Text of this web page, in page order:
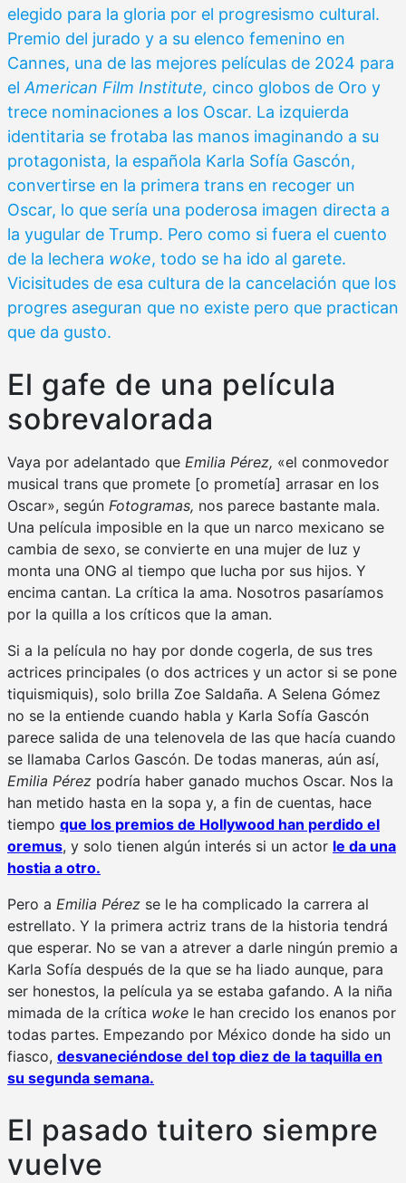
elegido para la gloria por el progresismo cultural.
Premio del jurado y a su elenco femenino en
Cannes, una de las mejores películas de 2024 para
el American Film Institute, cinco globos de Oro y
trece nominaciones a los Oscar. La izquierda
identitaria se frotaba las manos imaginando a su
protagonista, la española Karla Sofía Gascón,
convertirse en la primera trans en recoger un
Oscar, lo que sería una poderosa imagen directa a
la yugular de Trump. Pero como si fuera el cuento
de la lechera woke, todo se ha ido al garete.
Vicisitudes de esa cultura de la cancelación que los
progres aseguran que no existe pero que practican
que da gusto.
El gafe de una película
sobrevalorada
Vaya por adelantado que Emilia Pérez, «el conmovedor
musical trans que promete [o prometía] arrasar en los
Oscar», según Fotogramas, nos parece bastante mala.
Una película imposible en la que un narco mexicano se
cambia de sexo, se convierte en una mujer de luz y
monta una ONG al tiempo que lucha por sus hijos. Y
encima cantan. La crítica la ama. Nosotros pasaríamos
por la quilla a los críticos que la aman.
Si a la película no hay por donde cogerla, de sus tres
actrices principales (o dos actrices y un actor si se pone
tiquismiquis), solo brilla Zoe Saldaña. A Selena Gómez
no se la entiende cuando habla y Karla Sofía Gascón
parece salida de una telenovela de las que hacía cuando
se llamaba Carlos Gascón. De todas maneras, aún así,
Emilia Pérez podría haber ganado muchos Oscar. Nos la
han metido hasta en la sopa y, a fin de cuentas, hace
tiempo que los premios de Hollywood han perdido el
oremus, y solo tienen algún interés si un actor le da una
hostia a otro.
Pero a Emilia Pérez se le ha complicado la carrera al
estrellato. Y la primera actriz trans de la historia tendrá
que esperar. No se van a atrever a darle ningún premio a
Karla Sofía después de la que se ha liado aunque, para
ser honestos, la película ya se estaba gafando. A la niña
mimada de la crítica woke le han crecido los enanos por
todas partes. Empezando por México donde ha sido un
fiasco, desvaneciéndose del top diez de la taquilla en
su segunda semana.
El pasado tuitero siempre
vuelve